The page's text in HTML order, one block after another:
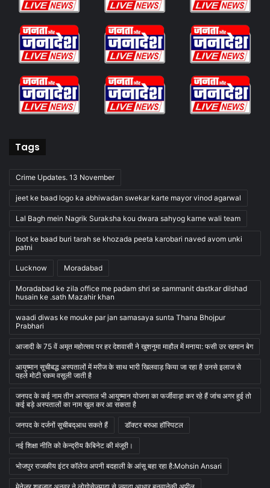
Tags
Crime Updates. 13 November
jeet ke baad logo ka abhiwadan swekar karte mayor vinod agarwal
Lal Bagh mein Nagrik Suraksha kou dwara sahyog karne wali team
loot ke baad buri tarah se khozada peeta karobari naved avom unki
patni
Lucknow Moradabad
Moradabad ke zila office me padam shri se sammanit dastkar dilshad
husain ke .sath Mazahir khan
waadi diwas ke mouke par jan samasaya sunta Thana Bhojpur
Prabhari
आजादी के 75 वें अमृत महोत्सव पर हर देशवासी ने खुशनुमा माहौल में मनाया: फसी उर रहमान बेग
आयुष्मान सूचीबद्ध अस्पतालों में मरीज के साथ भारी खिलवाड़ किया जा रहा है उनसे इलाज से
पहले मोटी रकम वसूली जाती है
जनपद के कई नाम तीन अस्पताल भी आयुष्मान योजना का फर्जीवाड़ा कर रहे हैं जांच अगर हुई तो
कई बड़े अस्पतालों का नाम खुल कर आ सकता है
जनपद के दर्जनों सूचीबद्आध सकते हैं डॉक्टर बरुआ हॉस्पिटल
नई शिक्षा नीति को केन्द्रीय कैबिनेट की मंजूरी।
भोजपुर राजकीय इंटर कॉलेज अपनी बदहाली के आंसू बहा रहा है:Mohsin Ansari